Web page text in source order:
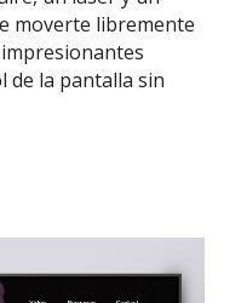
moverte libremente
de la pantalla sin